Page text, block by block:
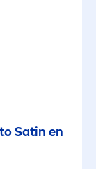
Satin en